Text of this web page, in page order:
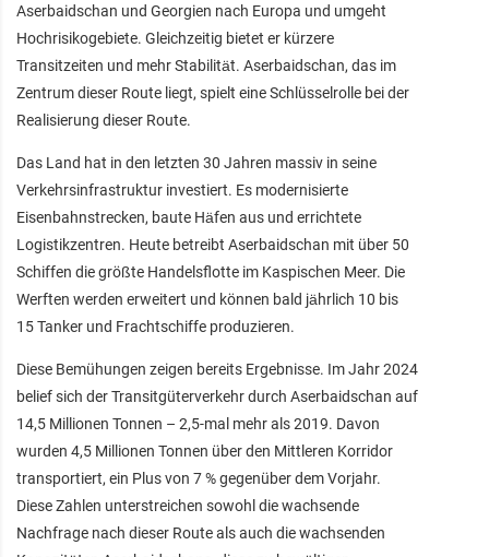
Aserbaidschan und Georgien nach Europa und umgeht
Hochrisikogebiete. Gleichzeitig bietet er kürzere
Transitzeiten und mehr Stabilität. Aserbaidschan, das im
Zentrum dieser Route liegt, spielt eine Schlüsselrolle bei der
Realisierung dieser Route.
Das Land hat in den letzten 30 Jahren massiv in seine
Verkehrsinfrastruktur investiert. Es modernisierte
Eisenbahnstrecken, baute Häfen aus und errichtete
Logistikzentren. Heute betreibt Aserbaidschan mit über 50
Schiffen die größte Handelsflotte im Kaspischen Meer. Die
Werften werden erweitert und können bald jährlich 10 bis
15 Tanker und Frachtschiffe produzieren.
Diese Bemühungen zeigen bereits Ergebnisse. Im Jahr 2024
belief sich der Transitgüterverkehr durch Aserbaidschan auf
14,5 Millionen Tonnen – 2,5-mal mehr als 2019. Davon
wurden 4,5 Millionen Tonnen über den Mittleren Korridor
transportiert, ein Plus von 7 % gegenüber dem Vorjahr.
Diese Zahlen unterstreichen sowohl die wachsende
Nachfrage nach dieser Route als auch die wachsenden